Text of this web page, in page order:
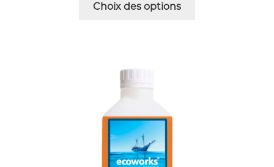
Choix des options